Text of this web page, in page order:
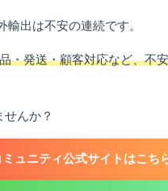
出は不安の連続です。
・発送・顧客対応など、不
んか？
ミュニティ公式サイトはこち